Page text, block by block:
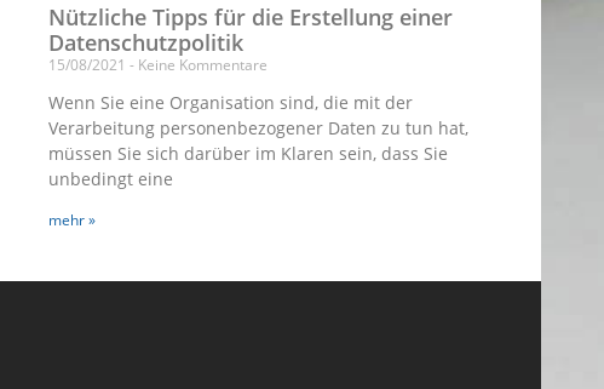
Nützliche Tipps für die Erstellung einer
Datenschutzpolitik
15/08/2021 Keine Kommentare
Wenn Sie eine Organisation sind, die mit der
Verarbeitung personenbezogener Daten zu tun hat,
müssen Sie sich darüber im Klaren sein, dass Sie
unbedingt eine
mehr »